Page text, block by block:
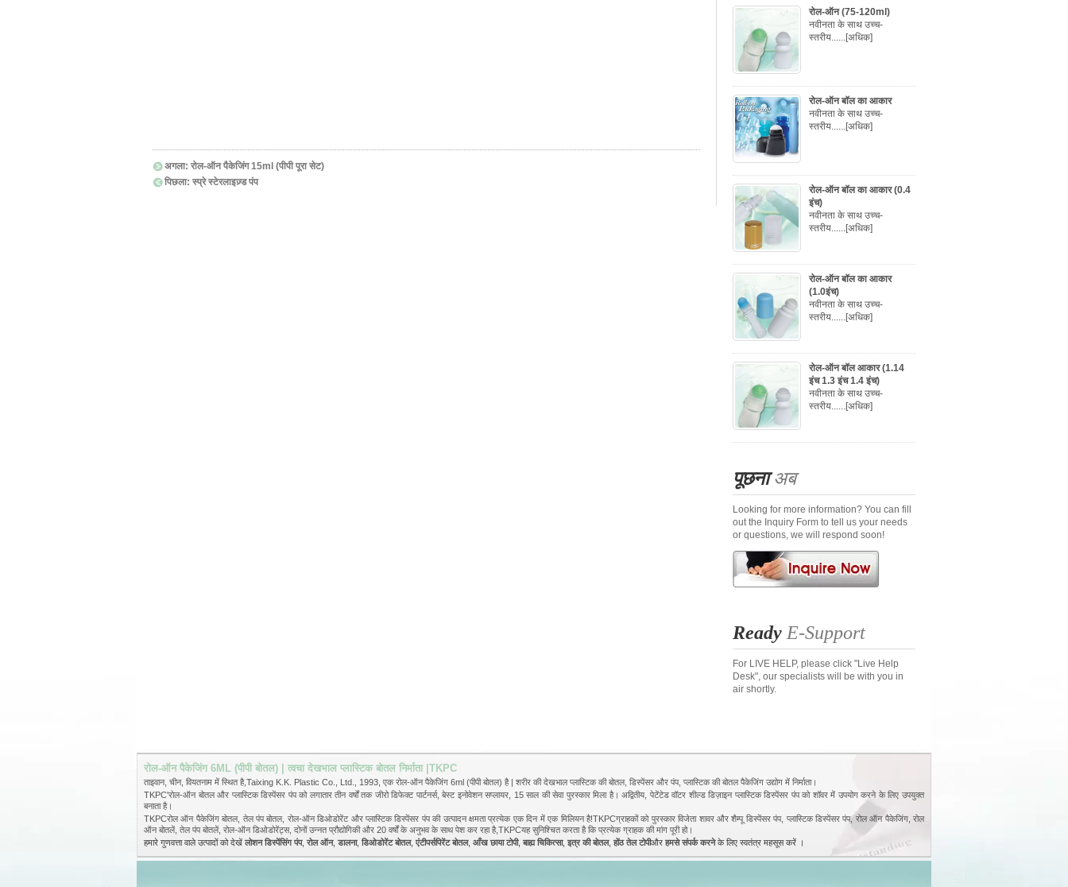
अगला: रोल-ऑन पैकेजिंग 15ml (पीपी पूरा सेट)
पिछला: स्प्रे स्टेरलाइज़्ड पंप
रोल-ऑन (75-120ml)
नवीनता के साथ उच्च-
स्तरीय......[अधिक]
रोल-ऑन बॉल का आकार
नवीनता के साथ उच्च-
स्तरीय......[अधिक]
रोल-ऑन बॉल का आकार (0.4
इंच)
नवीनता के साथ उच्च-
स्तरीय......[अधिक]
रोल-ऑन बॉल का आकार
(1.0इंच)
नवीनता के साथ उच्च-
स्तरीय......[अधिक]
रोल-ऑन बॉल आकार (1.14
इंच 1.3 इंच 1.4 इंच)
नवीनता के साथ उच्च-
स्तरीय......[अधिक]
पूछनाअब
Looking for more information? You can fill
out the Inquiry Form to tell us your needs
or questions, we will respond soon!
Ready E-Support
For LIVE HELP, please click "Live Help
Desk", our specialists will be with you in
air shortly.
रोल-ऑन पैकेजिंग 6ML (पीपी बोतल) | त्वचा देखभाल प्लास्टिक बोतल निर्माता |TKPC
ताइवान, चीन, वियतनाम में स्थित है,Taixing K.K. Plastic Co., Ltd., 1993, एक रोल-ऑन पैकेजिंग 6ml (पीपी बोतल) है | शरीर की देखभाल प्लास्टिक की बोतल, डिस्पेंसर और पंप, प्लास्टिक की बोतल पैकेजिंग उद्योग में निर्माता।
TKPC'रोल-ऑन बोतल और प्लास्टिक डिस्पेंसर पंप को लगातार तीन वर्षों तक जीरो डिफेक्ट पार्टनर्स, बेस्ट इनोवेशन सप्लायर, 15 साल की सेवा पुरस्कार मिला है। अद्वितीय, पेटेंटेड वॉटर शील्ड डिज़ाइन प्लास्टिक डिस्पेंसर पंप को शॉवर में उपयोग करने के लिए उपयुक्त
बनाता है।
TKPCरोल ऑन पैकेजिंग बोतल, तेल पंप बोतल, रोल-ऑन डिओडोरेंट और प्लास्टिक डिस्पेंसर पंप की उत्पादन क्षमता प्रत्येक एक दिन में एक मिलियन है!TKPCग्राहकों को पुरस्कार विजेता शावर और शैम्पू डिस्पेंसर पंप, प्लास्टिक डिस्पेंसर पंप, रोल ऑन पैकेजिंग, रोल
ऑन बोतलें, तेल पंप बोतलें, रोल-ऑन डिओडोरेंट्स, दोनों उन्नत प्रौद्योगिकी और 20 वर्षों के अनुभव के साथ पेश कर रहा है,TKPCयह सुनिश्चित करता है कि प्रत्येक ग्राहक की मांग पूरी हो।
हमारे गुणवत्ता वाले उत्पादों को देखें लोशन डिस्पेंसिंग पंप, रोल ऑन, डालना, डिओडोरेंट बोतल, एंटीपर्सपिरेंट बोतल, आँख छाया टोपी, बाह्य चिकित्सा, इत्र की बोतल, होंठ तेल टोपीऔर हमसे संपर्क करनेके लिए स्वतंत्र महसूस करें ।